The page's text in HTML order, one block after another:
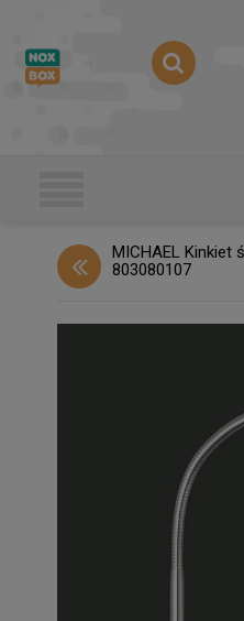
MICHAEL Kinkiet
803080107